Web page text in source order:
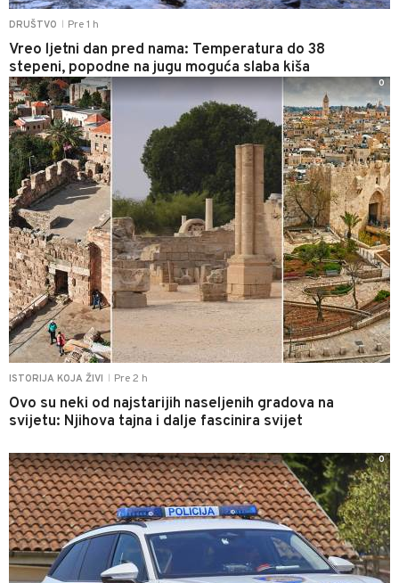
DRUŠTVO Pre 1 h
Vreo ljetni dan pred nama: Temperatura do 38
stepeni, popodne na jugu moguća slaba kiša
ISTORIJA KOJA ŽIVI Pre 2 h
Ovo su neki od najstarijih naseljenih gradova na
svijetu: Njihova tajna i dalje fascinira svijet
0
0